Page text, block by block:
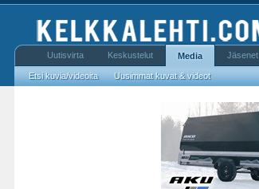
Uutisvirta Keskustelut Media
Etsi kuvia/videoita Uusimmat kuvat & videot
Jäsenet